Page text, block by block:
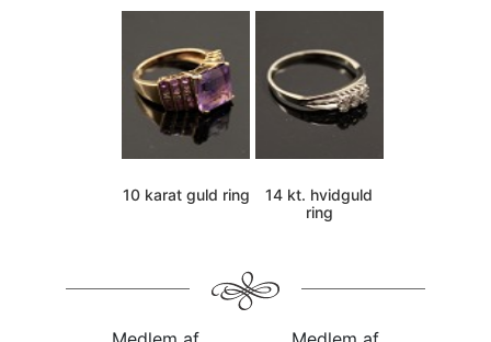
10 karat guld ring
14 kt. hvidguld
ring